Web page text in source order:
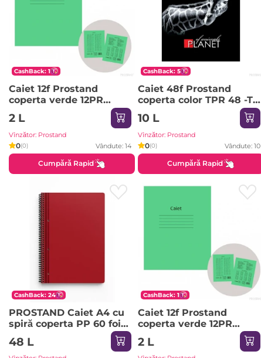
CashBack: 1
Caiet 12f Prostand
coperta verde 12PR
/25/300 01 linia mare
2 L
Vînzător: Prostand
0(0) Vândute: 14
Cumpără Rapid
CashBack: 5
Caiet 48f Prostand
coperta color TPR 48 -TC
1/12 01 linie mare
10 L
Vînzător: Prostand
0(0) Vândute: 10
Cumpără Rapid
CashBack: 24
PROSTAND Caiet A4 cu
spiră coperta PP 60 foi
05 PR-A4-METALIK-60
Ivory
48 L
CashBack: 1
Caiet 12f Prostand
coperta verde 12PR
/25/300 03 linie ingusta
2 L